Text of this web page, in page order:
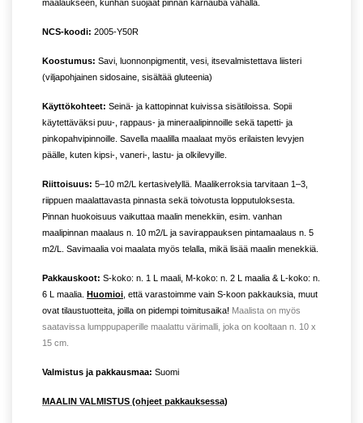
maalaukseen, kunhan suojaat pinnan karnauba vahalla.
NCS-koodi: 2005-Y50R
Koostumus: Savi, luonnonpigmentit, vesi, itsevalmistettava liisteri
(viljapohjainen sidosaine, sisältää gluteenia)
Käyttökohteet: Seinä- ja kattopinnat kuivissa sisätiloissa. Sopii
käytettäväksi puu-, rappaus- ja mineraalipinnoille sekä tapetti- ja
pinkopahvipinnoille. Savella maalilla maalaat myös erilaisten levyjen
päälle, kuten kipsi-, vaneri-, lastu- ja olkilevyille.
Riittoisuus: 5–10 m2/L kertasivelyllä. Maalikerroksia tarvitaan 1–3,
riippuen maalattavasta pinnasta sekä toivotusta lopputuloksesta.
Pinnan huokoisuus vaikuttaa maalin menekkiin, esim. vanhan
maalipinnan maalaus n. 10 m2/L ja savirappauksen pintamaalaus n. 5
m2/L. Savimaalia voi maalata myös telalla, mikä lisää maalin menekkiä.
Pakkauskoot: S-koko: n. 1 L maali, M-koko: n. 2 L maalia & L-koko: n.
6 L maalia.
Huomioi , että varastoimme vain S-koon pakkauksia, muut
ovat tilaustuotteita, joilla on pidempi toimitusaika! Maalista on myös
saatavissa lumppupaperille maalattu värimalli, joka on kooltaan n. 10 x
15 cm.
Valmistus ja pakkausmaa: Suomi
MAALIN VALMISTUS (ohjeet pakkauksessa)